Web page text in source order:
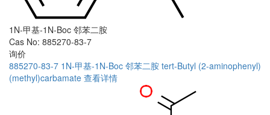
1N-甲基-1N-Boc 邻苯二胺
Cas No: 885270-83-7
询价
885270-83-7 1N-甲基-1N-Boc 邻苯二胺 tert-Butyl (2-aminophenyl)
(methyl)carbamate 查看详情